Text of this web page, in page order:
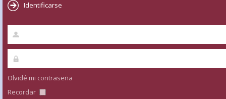
Identificarse
Olvidé mi contraseña
Recordar